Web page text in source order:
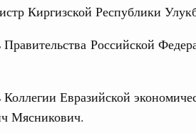
Киргизской Республики
Правительства Российской
Коллегии Евразийской
Мясникович.
ЖКХ обновлено в России
реализации проектов института
округе